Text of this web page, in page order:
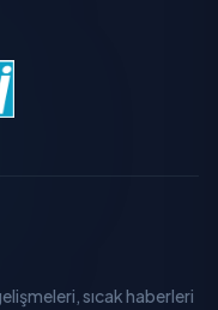
sıcak haberleri